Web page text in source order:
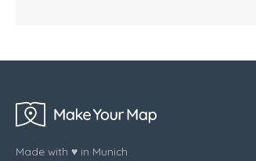
Made with ♥ in Munich